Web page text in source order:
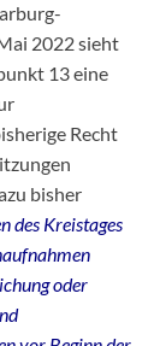
2022 sieht
13 eine
Recht
bisher
des Kreistages
oder